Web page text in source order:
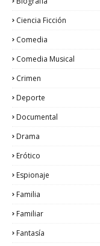
Ciencia Ficción
Comedia
Comedia Musical
Crimen
Deporte
Documental
Drama
Erótico
Espionaje
Familia
Familiar
Fantasía